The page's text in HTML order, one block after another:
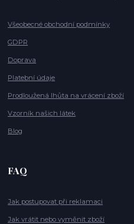
Všeobecné obchodní podmínky
GDPR
Doprava
Platební údaje
Prodloužená lhůta na vrácení zboží
Vzorník našich látek
Blog
FAQ
Jak postupovat při reklamaci
Jak vrátit nebo vyměnit zboží